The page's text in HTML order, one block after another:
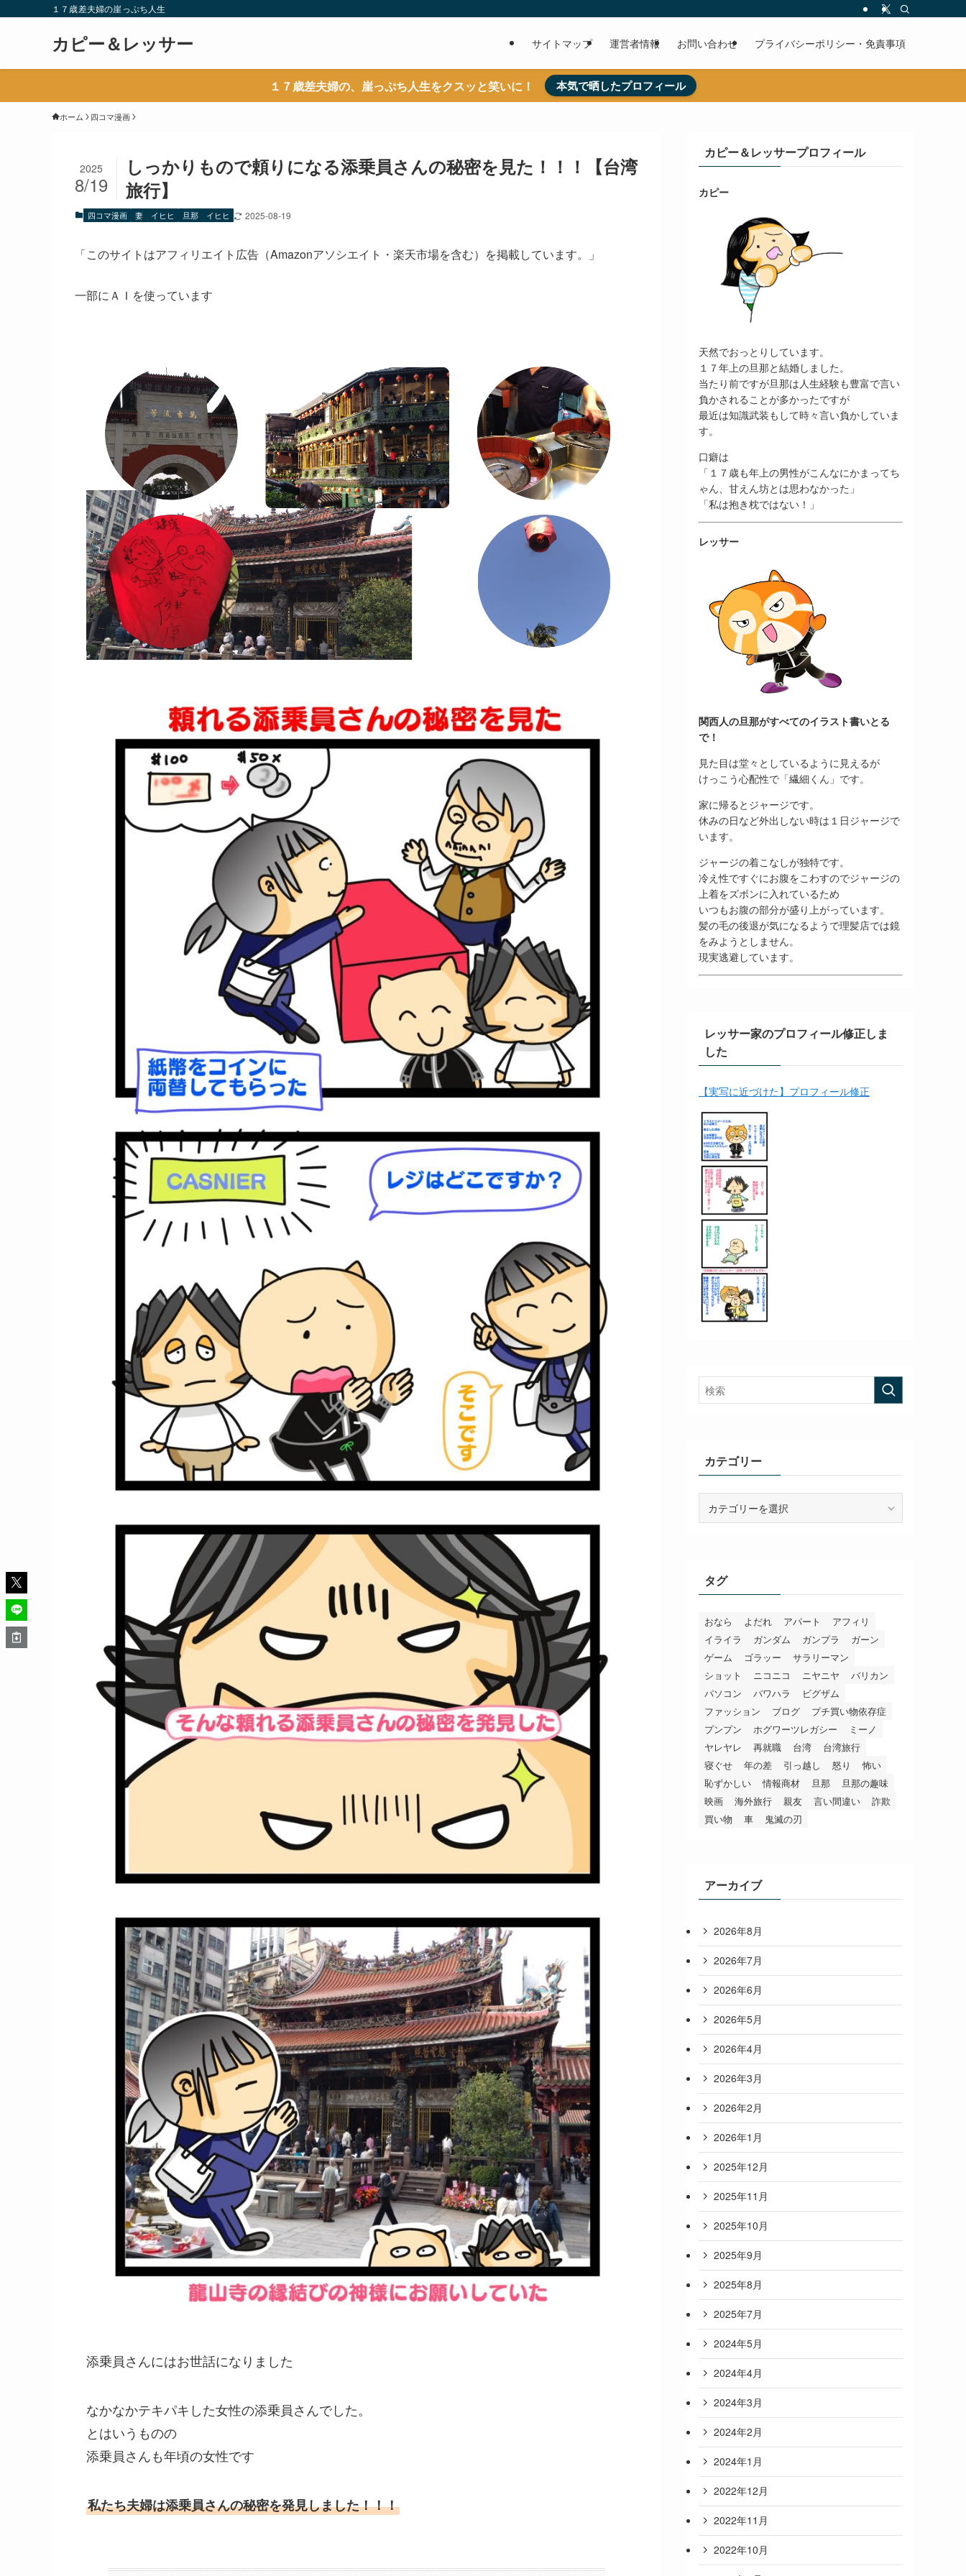
１７歳差夫婦の崖っぷち人生
カピー＆レッサー サイトマップ 運営者情報 お問い合わせ プライバシーポリシー・免責事項
１７歳差夫婦の、崖っぷち人生をクスッと笑いに！ 本気で晒したプロフィール
ホーム 四コマ漫画
しっかりもので頼りになる添乗員さんの秘密を見た！！！【台湾
旅行】
2025
8/19
四コマ漫画 妻 イヒヒ 旦那 イヒヒ 2025-08-19
「このサイトはアフィリエイト広告（Amazonアソシエイト・楽天市場を含む）を掲載しています。」
一部にＡＩを使っています
添乗員さんにはお世話になりました
なかなかテキパキした女性の添乗員さんでした。
とはいうものの
添乗員さんも年頃の女性です
私たち夫婦は添乗員さんの秘密を発見しました！！！
カピー＆レッサープロフィール
カピー
天然でおっとりしています。
１７年上の旦那と結婚しました。
当たり前ですが旦那は人生経験も豊富で言い
負かされることが多かったですが
最近は知識武装もして時々言い負かしていま
す。
口癖は
「１７歳も年上の男性がこんなにかまってち
ゃん、甘えん坊とは思わなかった」
「私は抱き枕ではない！」
レッサー
関西人の旦那がすべてのイラスト書いとる
で！
見た目は堂々としているように見えるが
けっこう心配性で「繊細くん」です。
家に帰るとジャージです。
休みの日など外出しない時は１日ジャージで
います。
ジャージの着こなしが独特です。
冷え性ですぐにお腹をこわすのでジャージの
上着をズボンに入れているため
いつもお腹の部分が盛り上がっています。
髪の毛の後退が気になるようで理髪店では鏡
をみようとしません。
現実逃避しています。
レッサー家のプロフィール修正しま
した
【実写に近づけた】プロフィール修正
カテゴリー
タグ
おなら よだれ アパート
アフィリ
イライラ
ガンダム ガンプラ
ガーン
ゲーム
ゴラッー
サラリーマン
ショット
ニコニコ ニヤニヤ
バリカン
パソコン
パワハラ
ビグザム
ファッション
ブログ
プチ買い物依存症
プンプン
ホグワーツレガシー
ミーノ
ヤレヤレ
再就職 台湾
台湾旅行
寝ぐせ
年の差 引っ越し 怒り
怖い
恥ずかしい
情報商材 旦那
旦那の趣味
映画
海外旅行 親友 言い間違い
詐欺
買い物
車 鬼滅の刃
アーカイブ
2026年8月
2026年7月
2026年6月
2026年5月
2026年4月
2026年3月
2026年2月
2026年1月
2025年12月
2025年11月
2025年10月
2025年9月
2025年8月
2025年7月
2024年5月
2024年4月
2024年3月
2024年2月
2024年1月
2022年12月
2022年11月
2022年10月